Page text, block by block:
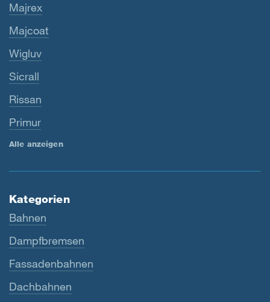
Majrex
Majcoat
Wigluv
Sicrall
Rissan
Primur
Alle anzeigen
Kategorien
Bahnen
Dampfbremsen
Fassadenbahnen
Dachbahnen